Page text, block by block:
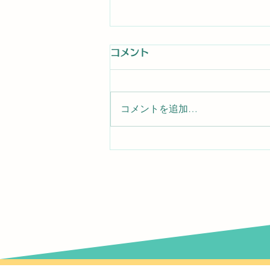
Lov-a-Ball Basic 認定講習
コメント
コメントを追加…